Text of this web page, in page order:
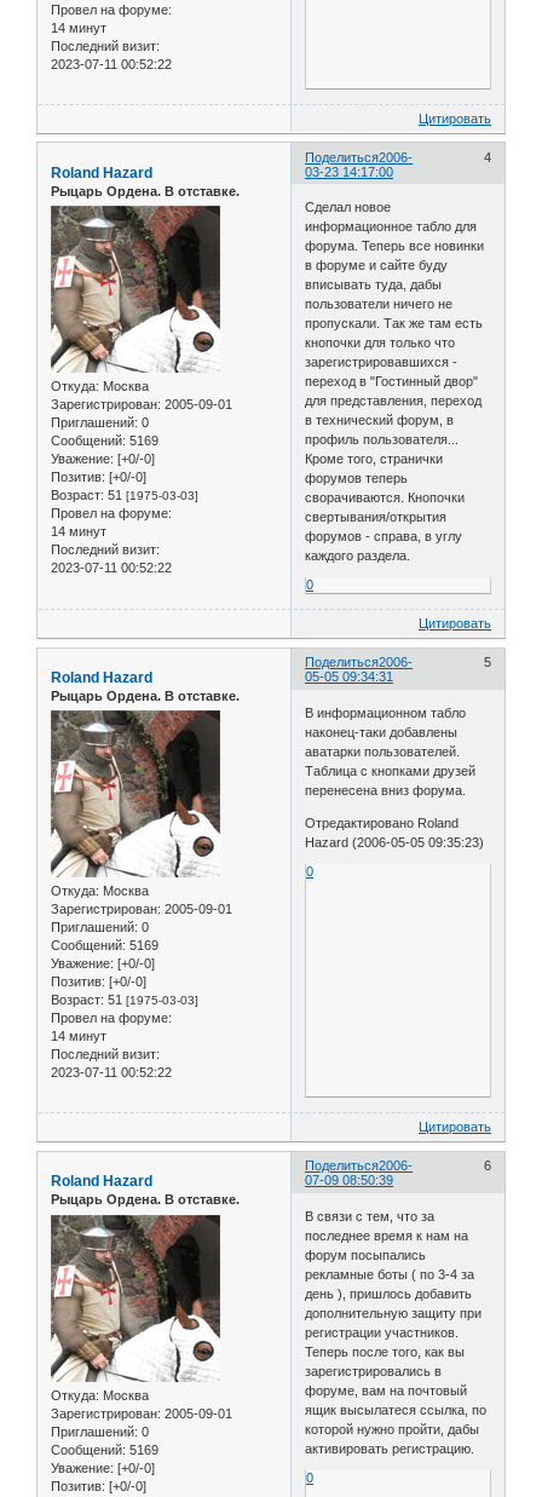
Провел на форуме:
14 минут
Последний визит:
2023-07-11 00:52:22
Цитировать
Поделиться 4
2006-
03-23 14:17:00
Roland Hazard
Рыцарь Ордена. В отставке.
Откуда: Москва
Зарегистрирован: 2005-09-01
Приглашений: 0
Сообщений: 5169
Уважение: [+0/-0]
Позитив: [+0/-0]
Возраст: 51 [1975-03-03]
Провел на форуме:
14 минут
Последний визит:
2023-07-11 00:52:22
Сделал новое
информационное табло для
форума. Теперь все новинки
в форуме и сайте буду
вписывать туда, дабы
пользователи ничего не
пропускали. Так же там есть
кнопочки для только что
зарегистрировавшихся -
переход в "Гостинный двор"
для представления, переход
в технический форум, в
профиль пользователя...
Кроме того, странички
форумов теперь
сворачиваются. Кнопочки
свертывания/открытия
форумов - справа, в углу
каждого раздела.
0
Цитировать
Поделиться 5
2006-
05-05 09:34:31
Roland Hazard
Рыцарь Ордена. В отставке.
Откуда: Москва
Зарегистрирован: 2005-09-01
Приглашений: 0
Сообщений: 5169
Уважение: [+0/-0]
Позитив: [+0/-0]
Возраст: 51 [1975-03-03]
Провел на форуме:
14 минут
Последний визит:
2023-07-11 00:52:22
В информационном табло
наконец-таки добавлены
аватарки пользователей.
Таблица с кнопками друзей
перенесена вниз форума.
Отредактировано Roland
Hazard (2006-05-05 09:35:23)
0
Цитировать
Поделиться 6
2006-
07-09 08:50:39
Roland Hazard
Рыцарь Ордена. В отставке.
Откуда: Москва
Зарегистрирован: 2005-09-01
Приглашений: 0
Сообщений: 5169
Уважение: [+0/-0]
Позитив: [+0/-0]
В связи с тем, что за
последнее время к нам на
форум посыпались
рекламные боты ( по 3-4 за
день ), пришлось добавить
дополнительную защиту при
регистрации участников.
Теперь после того, как вы
зарегистрировались в
форуме, вам на почтовый
ящик высылатеся ссылка, по
которой нужно пройти, дабы
активировать регистрацию.
0